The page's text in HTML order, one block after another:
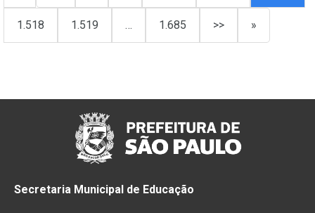
1.518 1.519 … 1.685 >> »
Secretaria Municipal de Educação